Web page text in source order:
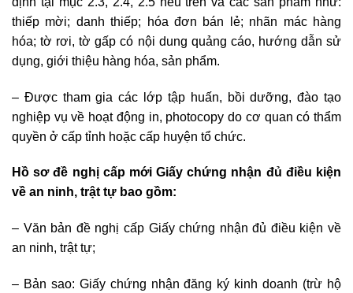
thiếp mời; danh thiếp; hóa đơn bán lẻ; nhãn mác hàng
hóa; tờ rơi, tờ gấp có nội dung quảng cáo, hướng dẫn sử
dụng, giới thiệu hàng hóa, sản phẩm.
– Được tham gia các lớp tập huấn, bồi dưỡng, đào tạo
nghiệp vụ về hoạt động in, photocopy do cơ quan có thẩm
quyền ở cấp tỉnh hoặc cấp huyện tổ chức.
Hồ sơ đề nghị cấp mới Giấy chứng nhận đủ điều kiện
về an ninh, trật tự bao gồm:
– Văn bản đề nghị cấp Giấy chứng nhận đủ điều kiện về
an ninh, trật tự;
– Bản sao: Giấy chứng nhận đăng ký kinh doanh (trừ hộ